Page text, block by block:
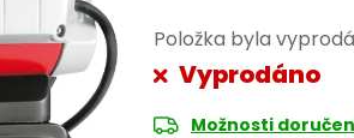
Položka byla
Vyprodáno
Možnosti